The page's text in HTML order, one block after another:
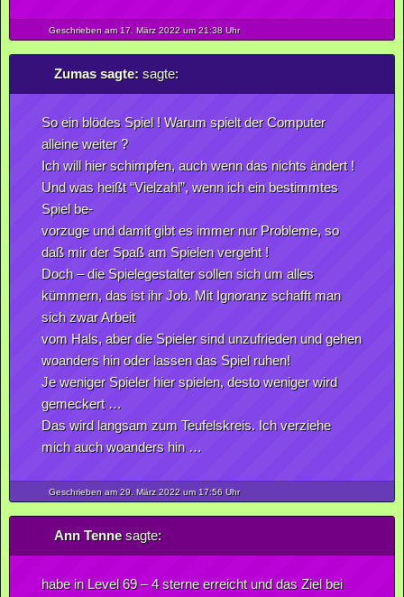
Geschrieben am 17. März2022um 21:38 Uhr
Zumas sagte:sagte:
So ein blödes Spiel ! Warum spielt der Computer
alleine weiter ?
Ich will hier schimpfen, auch wenn das nichts ändert !
Und was heißt “Vielzahl”, wenn ich ein bestimmtes
Spiel be-
vorzuge und damit gibt es immer nur Probleme, so
daß mir der Spaß am Spielen vergeht !
Doch – die Spielegestalter sollen sich um alles
kümmern, das ist ihr Job. Mit Ignoranz schafft man
sich zwar Arbeit
vom Hals, aber die Spieler sind unzufrieden und gehen
woanders hin oder lassen das Spiel ruhen!
Je weniger Spieler hier spielen, desto weniger wird
gemeckert …
Das wird langsam zum Teufelskreis. Ich verziehe
mich auch woanders hin …
Geschrieben am 29. März2022um 17:56 Uhr
Ann Tennesagte:
habe in Level 69 – 4 sterne erreicht und das Ziel bei